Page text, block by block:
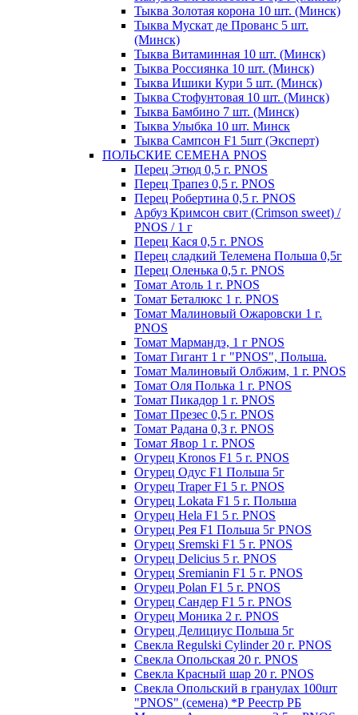
Тыква Золотая корона 10 шт. (Минск)
Тыква Мускат де Прованс 5 шт.
(Минск)
Тыква Витаминная 10 шт. (Минск)
Тыква Россиянка 10 шт. (Минск)
Тыква Ишики Кури 5 шт. (Минск)
Тыква Стофунтовая 10 шт. (Минск)
Тыква Бамбино 7 шт. (Минск)
Тыква Улыбка 10 шт. Минск
Тыква Сампсон F1 5шт (Эксперт)
ПОЛЬСКИЕ СЕМЕНА PNOS
Перец Этюд 0,5 г. PNOS
Перец Трапез 0,5 г. PNOS
Перец Робертина 0,5 г. PNOS
Арбуз Кримсон свит (Crimson sweet) /
PNOS / 1 г
Перец Кася 0,5 г. PNOS
Перец сладкий Телемена Польша 0,5г
Перец Оленька 0,5 г. PNOS
Томат Атоль 1 г. PNOS
Томат Беталюкс 1 г. PNOS
Томат Малиновый Ожаровски 1 г.
PNOS
Томат Мармандэ, 1 г PNOS
Томат Гигант 1 г "PNOS", Польша.
Томат Малиновый Олбжим, 1 г. PNOS
Томат Оля Полька 1 г. PNOS
Томат Пикадор 1 г. PNOS
Томат Презес 0,5 г. PNOS
Toмaт Рaдaнa 0,3 г. PNOS
Томат Явор 1 г. PNOS
Огурец Kronos F1 5 г. PNOS
Огурец Одус F1 Польша 5г
Огурец Traper F1 5 г. PNOS
Огурец Lokata F1 5 г. Польша
Огурец Hela F1 5 г. PNOS
Огурец Рея F1 Польша 5г PNOS
Огурец Sremski F1 5 г. PNOS
Огурец Delicius 5 г. PNOS
Огурец Sremianin F1 5 г. PNOS
Огурец Polan F1 5 г. PNOS
Огурец Сандер F1 5 г. PNOS
Огурец Моника 2 г. PNOS
Огурец Делициус Польша 5г
Свекла Regulski Cylinder 20 г. PNOS
Свекла Опольская 20 г. PNOS
Свекла Красный шар 20 г. PNOS
Свекла Опольский в гранулах 100шт
"PNOS" (семена) *Р Реестр РБ